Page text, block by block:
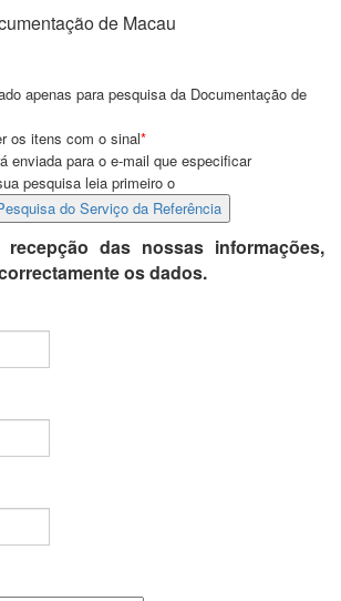
de Macau
apenas para pesquisa da Documentação de
os itens com o sinal*
enviada para o e-mail que especificar
pesquisa leia primeiro o
das nossas informações,
os dados.